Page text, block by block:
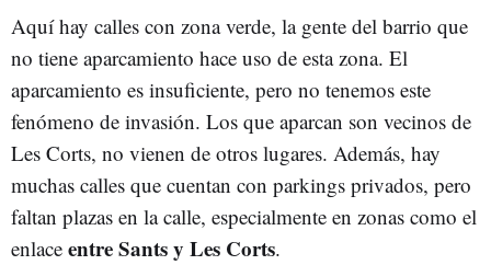
Aquí hay calles con zona verde, la gente del barrio que
no tiene aparcamiento hace uso de esta zona. El
aparcamiento es insuficiente, pero no tenemos este
fenómeno de invasión. Los que aparcan son vecinos de
Les Corts, no vienen de otros lugares. Además, hay
muchas calles que cuentan con parkings privados, pero
faltan plazas en la calle, especialmente en zonas como el
enlace entreSants y Les Corts.